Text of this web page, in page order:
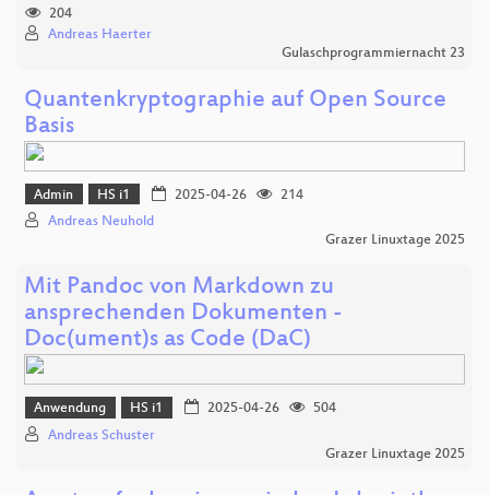
204
Andreas Haerter
Gulaschprogrammiernacht 23
Quantenkryptographie auf Open Source
Basis
Admin HS i1 2025-04-26
214
Andreas Neuhold
Grazer Linuxtage 2025
Mit Pandoc von Markdown zu
ansprechenden Dokumenten -
Doc(ument)s as Code (DaC)
Anwendung HS i1 2025-04-26
504
Andreas Schuster
Grazer Linuxtage 2025